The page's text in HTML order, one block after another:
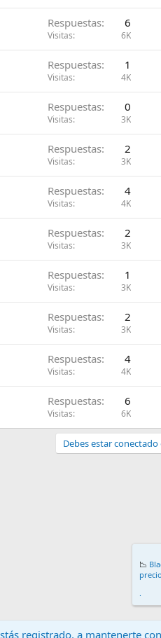
Respuestas 6
Visitas 6K
Respuestas 1
Visitas 4K
Respuestas 0
Visitas 3K
Respuestas 2
Visitas 3K
Respuestas 4
Visitas 4K
Respuestas 2
Visitas 3K
Respuestas 1
Visitas 3K
Respuestas 2
Visitas 3K
Respuestas 4
Visitas 4K
Respuestas 6
Visitas 6K
Debes estar
📉
.
registrado, a mantenerte